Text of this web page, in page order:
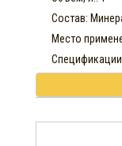
Состав:
Место
Спецификации